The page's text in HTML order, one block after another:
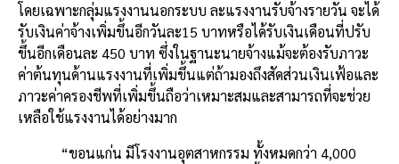
โดยเฉพาะกลุ่มแรงงานนอกระบบ ละแรงงานรับจ้างรายวัน จะได้
รับเงินค่าจ้างเพิ่มขึ้นอีกวันละ15 บาทหรือได้รับเงินเดือนที่ปรับ
ขึ้นอีกเดือนละ 450 บาท ซึ่งในฐานะนายจ้างแม้จะต้องรับภาวะ
ค่าต้นทุนด้านแรงงานที่เพิ่มขึ้นแต่ถ้ามองถึงสัดส่วนเงินเฟ้อและ
ภาวะค่าครองชีพที่เพิ่มขึ้นถือว่าเหมาะสมและสามารถที่จะช่วย
เหลือใช้แรงงานได้อย่างมาก
“ขอนแก่น มีโรงงานอุตสาหกรรม ทั้งหมดกว่า 4,000